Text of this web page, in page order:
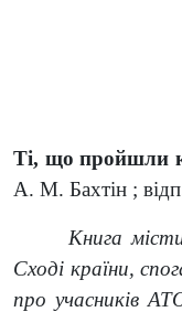
Ті, що пройшли
А. М. Бахтін ;
Книга
Сході країни,
про учасників